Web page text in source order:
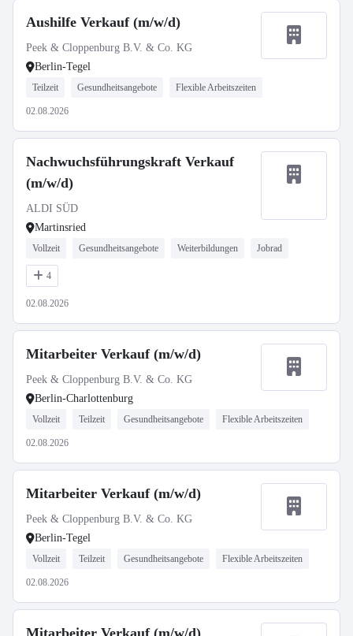
Aushilfe Verkauf (m/w/d)
Peek & Cloppenburg B.V. & Co. KG
Berlin-Tegel
Teilzeit Gesundheitsangebote Flexible Arbeitszeiten
02.08.2026
Nachwuchsführungskraft Verkauf
(m/w/d)
ALDI SÜD
Martinsried
Vollzeit Gesundheitsangebote Weiterbildungen Jobrad
4
02.08.2026
Mitarbeiter Verkauf (m/w/d)
Peek & Cloppenburg B.V. & Co. KG
Berlin-Charlottenburg
Vollzeit Teilzeit Gesundheitsangebote Flexible Arbeitszeiten
02.08.2026
Mitarbeiter Verkauf (m/w/d)
Peek & Cloppenburg B.V. & Co. KG
Berlin-Tegel
Vollzeit Teilzeit Gesundheitsangebote Flexible Arbeitszeiten
02.08.2026
Mitarbeiter Verkauf (m/w/d)